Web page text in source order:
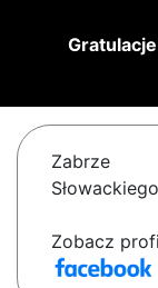
Zabrze
Zobacz